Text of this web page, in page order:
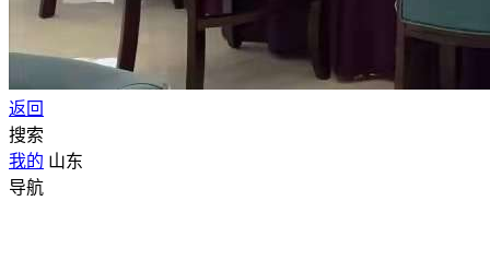
返回
搜索
我的 山东
导航